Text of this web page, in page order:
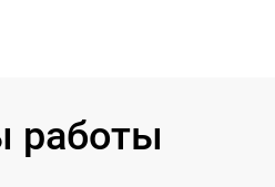
работы